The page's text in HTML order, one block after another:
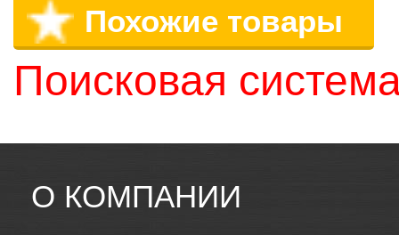
Похожие товары
Поисковая
О КОМПАНИИ